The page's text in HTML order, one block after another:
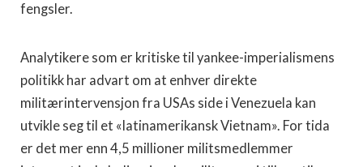
fengsler.
Analytikere som er kritiske til yankee-imperialismens
politikk har advart om at enhver direkte
militærintervensjon fra USAs side i Venezuela kan
utvikle seg til et «latinamerikansk Vietnam». For tida
er det mer enn 4,5 millioner militsmedlemmer